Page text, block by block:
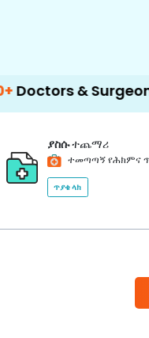
& Surgeons 14+
ያስሱተጨማሪ
ተመጣጣኝ የሕክምና
ጥያቄ ላክ